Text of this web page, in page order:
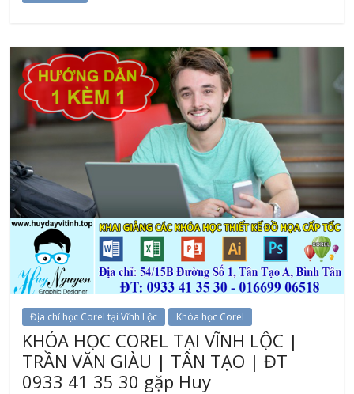
Địa chỉ học Corel tại Vĩnh Lộc Khóa học Corel
KHÓA HỌC COREL TẠI VĨNH LỘC |
TRẦN VĂN GIÀU | TÂN TẠO | ĐT
0933 41 35 30 gặp Huy